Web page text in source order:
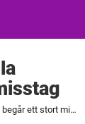
Christian Bauer och Pernilla Wahlgren begår ett stort misstag